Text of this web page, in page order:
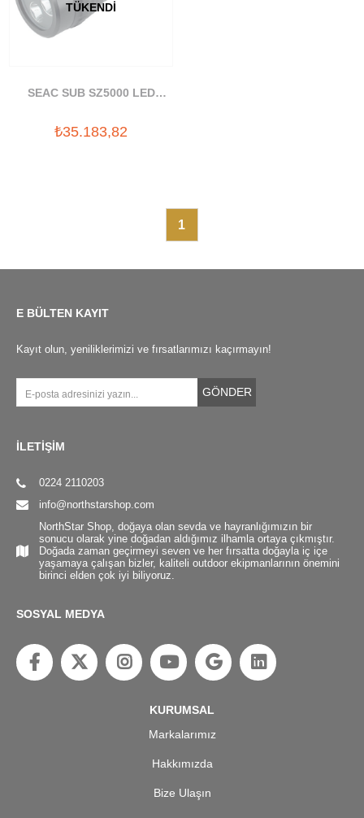
TÜKENDI
SEAC SUB SZ5000 LED
LUMEN)
₺35.183,82
1
E BÜLTEN KAYIT
Kayıt olun, yeniliklerimizi ve fırsatlarımızı kaçırmayın!
GÖNDER
İLETİŞİM
0224 2110203
info@northstarshop.com
NorthStar Shop, doğaya olan sevda ve hayranlığımızın bir
sonucu olarak yine doğadan aldığımız ilhamla ortaya çıkmıştır.
Doğada zaman geçirmeyi seven ve her fırsatta doğayla iç içe
yaşamaya çalışan bizler, kaliteli outdoor ekipmanlarının önemini
birinci elden çok iyi biliyoruz.
SOSYAL MEDYA
KURUMSAL
Markalarımız
Hakkımızda
Bize Ulaşın